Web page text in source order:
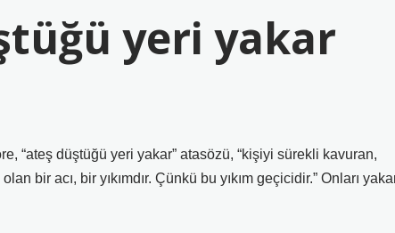
yeri yakar
“ateş düştüğü yeri yakar” atasözü, “kişiyi sürekli kavuran,
bir acı, bir yıkımdır. Çünkü bu yıkım geçicidir.” Onları